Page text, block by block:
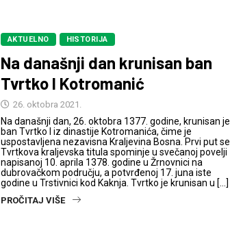
AKTUELNO HISTORIJA
Na današnji dan krunisan ban
Tvrtko I Kotromanić
26. oktobra 2021.
Na današnji dan, 26. oktobra 1377. godine, krunisan je
ban Tvrtko I iz dinastije Kotromanića, čime je
uspostavljena nezavisna Kraljevina Bosna. Prvi put se
Tvrtkova kraljevska titula spominje u svečanoj povelji
napisanoj 10. aprila 1378. godine u Žrnovnici na
dubrovačkom području, a potvrđenoj 17. juna iste
godine u Trstivnici kod Kaknja. Tvrtko je krunisan u […]
PROČITAJ VIŠE